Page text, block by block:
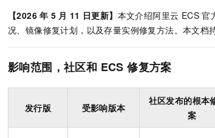
【2026 年 5 月 11 日更新】 本文介绍阿里云 ECS 官
况、镜像修复计划，以及存量实例修复方法。本文档
影响范围，社区和 ECS 修复方案
发行版 受影响版本
社区发布的根本
案
Qwen3.8-Max HOT
Qwen3.7-Plus
Qwen3-VL-Plus
Kimi-K3 NEW
Deepseek-v4-pro
GLM-5.2
1M上下文，专为长
无影云电脑
随时随地安全接入的云上超级电脑
覆盖公网/内网、递归/权威、移动APP等全场景解析服务
云原生大数据计算服务 MaxCompute
人工智能平台 PAI
一站式AI开发、训
容器服务
提供一站式管理容
HappyHorse 打造一站式影视创作平台
可视化编排打通从文字构思到成片全链路闭环
Hermes Agent，
自主进化，持久记
安装技能 GStack，
云工开物
高校专属算力普惠，学生认证享300元代金券
免费试用
解决方案免费试用 新老同享
Token Plan 模型订
Qwen3.8-Max 首发
你的AI工作搭子，
万小智 AI 建站低
送.CN域名，送备
Night Plan 支持
观测云
蓝凌 OA
电子合同
Tableau 订阅
OCR 文字识别
天气预报查询
快递物流查询
企业应用
无影生态合作计划
Salesforce On Alibaba Cloud
AI 大模型销售与服务生态合作计划
在线服务
工单服务
短信专区
企业成长
服务实践
创新中心
分析师报告
AI 算法大赛
云开发大赛
看见新力量
客户案例